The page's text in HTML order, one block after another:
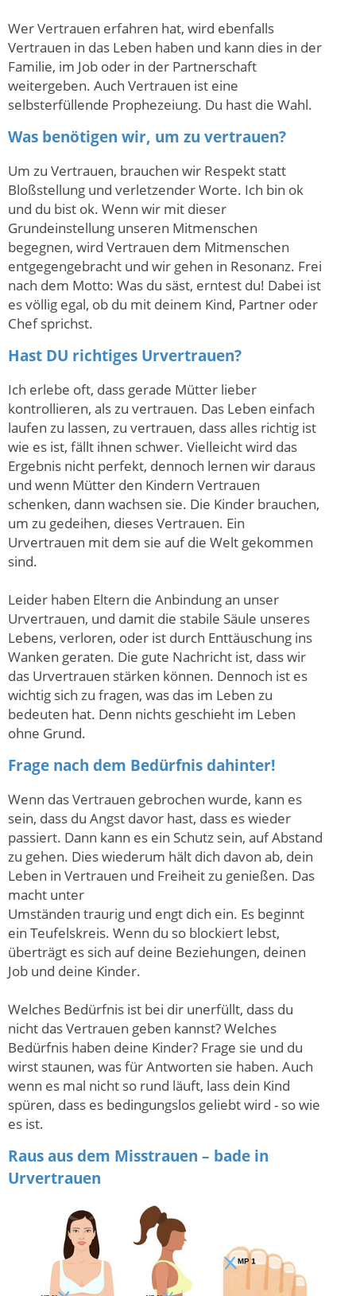
Wer Vertrauen erfahren hat, wird ebenfalls
Vertrauen in das Leben haben und kann dies in der
Familie, im Job oder in der Partnerschaft
weitergeben. Auch Vertrauen ist eine
selbsterfüllende Prophezeiung. Du hast die Wahl.
Was benötigen wir, um zu vertrauen?
Um zu Vertrauen, brauchen wir Respekt statt
Bloßstellung und verletzender Worte. Ich bin ok
und du bist ok. Wenn wir mit dieser
Grundeinstellung unseren Mitmenschen
begegnen, wird Vertrauen dem Mitmenschen
entgegengebracht und wir gehen in Resonanz. Frei
nach dem Motto: Was du säst, erntest du! Dabei ist
es völlig egal, ob du mit deinem Kind, Partner oder
Chef sprichst.
Hast DU richtiges Urvertrauen?
Ich erlebe oft, dass gerade Mütter lieber
kontrollieren, als zu vertrauen. Das Leben einfach
laufen zu lassen, zu vertrauen, dass alles richtig ist
wie es ist, fällt ihnen schwer. Vielleicht wird das
Ergebnis nicht perfekt, dennoch lernen wir daraus
und wenn Mütter den Kindern Vertrauen
schenken, dann wachsen sie. Die Kinder brauchen,
um zu gedeihen, dieses Vertrauen. Ein
Urvertrauen mit dem sie auf die Welt gekommen
sind.
Leider haben Eltern die Anbindung an unser
Urvertrauen, und damit die stabile Säule unseres
Lebens, verloren, oder ist durch Enttäuschung ins
Wanken geraten. Die gute Nachricht ist, dass wir
das Urvertrauen stärken können. Dennoch ist es
wichtig sich zu fragen, was das im Leben zu
bedeuten hat. Denn nichts geschieht im Leben
ohne Grund.
Frage nach dem Bedürfnis dahinter!
Wenn das Vertrauen gebrochen wurde, kann es
sein, dass du Angst davor hast, dass es wieder
passiert. Dann kann es ein Schutz sein, auf Abstand
zu gehen. Dies wiederum hält dich davon ab, dein
Leben in Vertrauen und Freiheit zu genießen. Das
macht unter
Umständen traurig und engt dich ein. Es beginnt
ein Teufelskreis. Wenn du so blockiert lebst,
überträgt es sich auf deine Beziehungen, deinen
Job und deine Kinder.
Welches Bedürfnis ist bei dir unerfüllt, dass du
nicht das Vertrauen geben kannst? Welches
Bedürfnis haben deine Kinder? Frage sie und du
wirst staunen, was für Antworten sie haben. Auch
wenn es mal nicht so rund läuft, lass dein Kind
spüren, dass es bedingungslos geliebt wird - so wie
es ist.
Raus aus dem Misstrauen – bade in
Urvertrauen